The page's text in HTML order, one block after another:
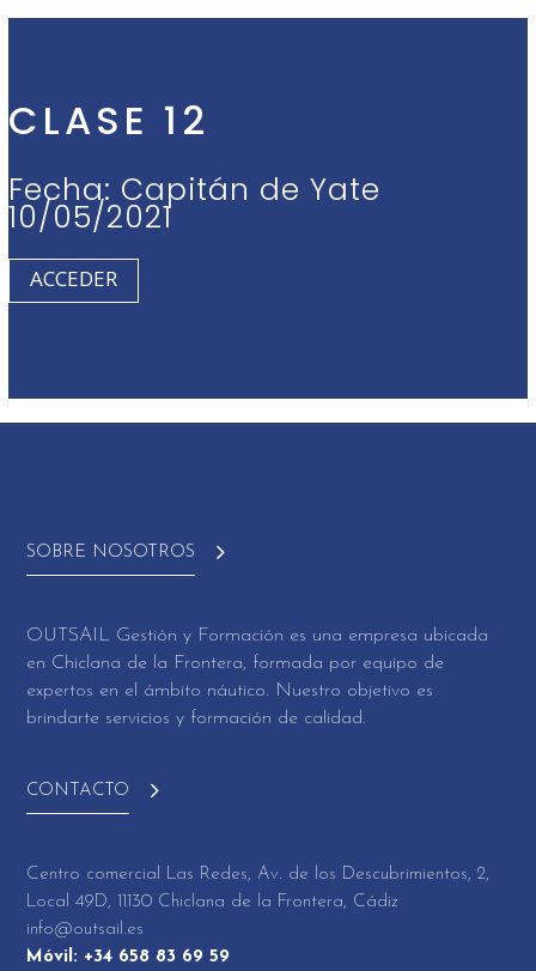
CLASE 12
Fecha: Capitán de Yate
10/05/2021
ACCEDER
SOBRE NOSOTROS
OUTSAIL Gestión y Formación es una empresa ubicada
en Chiclana de la Frontera, formada por equipo de
expertos en el ámbito náutico. Nuestro objetivo es
brindarte servicios y formación de calidad.
CONTACTO
Centro comercial Las Redes, Av. de los Descubrimientos, 2,
Local 49D, 11130 Chiclana de la Frontera, Cádiz
info@outsail.es
Móvil: +34 658 83 69 59